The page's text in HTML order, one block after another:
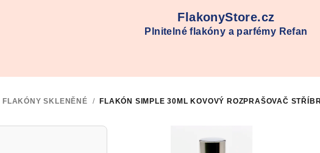
FlakonyStore.cz
Plnitelné flakóny a parfémy Refan
FLAKÓNY SKLENĚNÉ / FLAKÓN SIMPLE 30ML KOVOVÝ ROZPRAŠOVAČ